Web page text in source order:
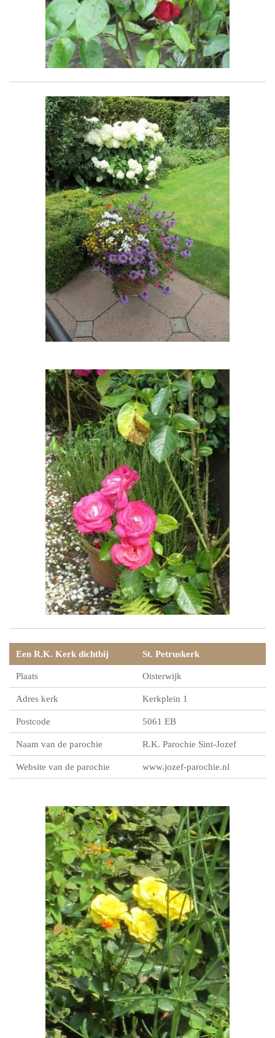
Een R.K. Kerk dichtbij St. Petruskerk
Plaats Oisterwijk
Adres kerk Kerkplein 1
Postcode 5061 EB
Naam van de parochie R.K. Parochie Sint-Jozef
Website van de parochie www.jozef-parochie.nl